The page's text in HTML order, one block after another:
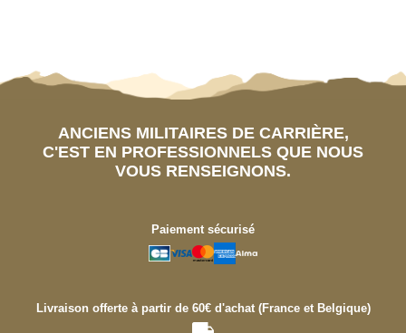
ANCIENS MILITAIRES DE CARRIÈRE,
C'EST EN PROFESSIONNELS QUE NOUS
VOUS RENSEIGNONS.
Paiement sécurisé
Livraison offerte à partir de 60€ d'achat (France et Belgique)